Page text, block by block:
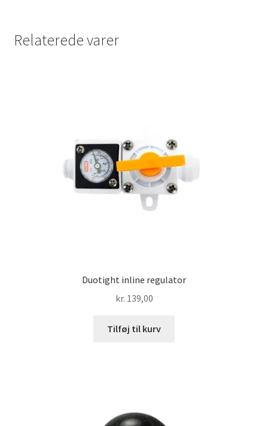
Relaterede varer
Duotight inline regulator
kr. 139,00
Tilføj til kurv